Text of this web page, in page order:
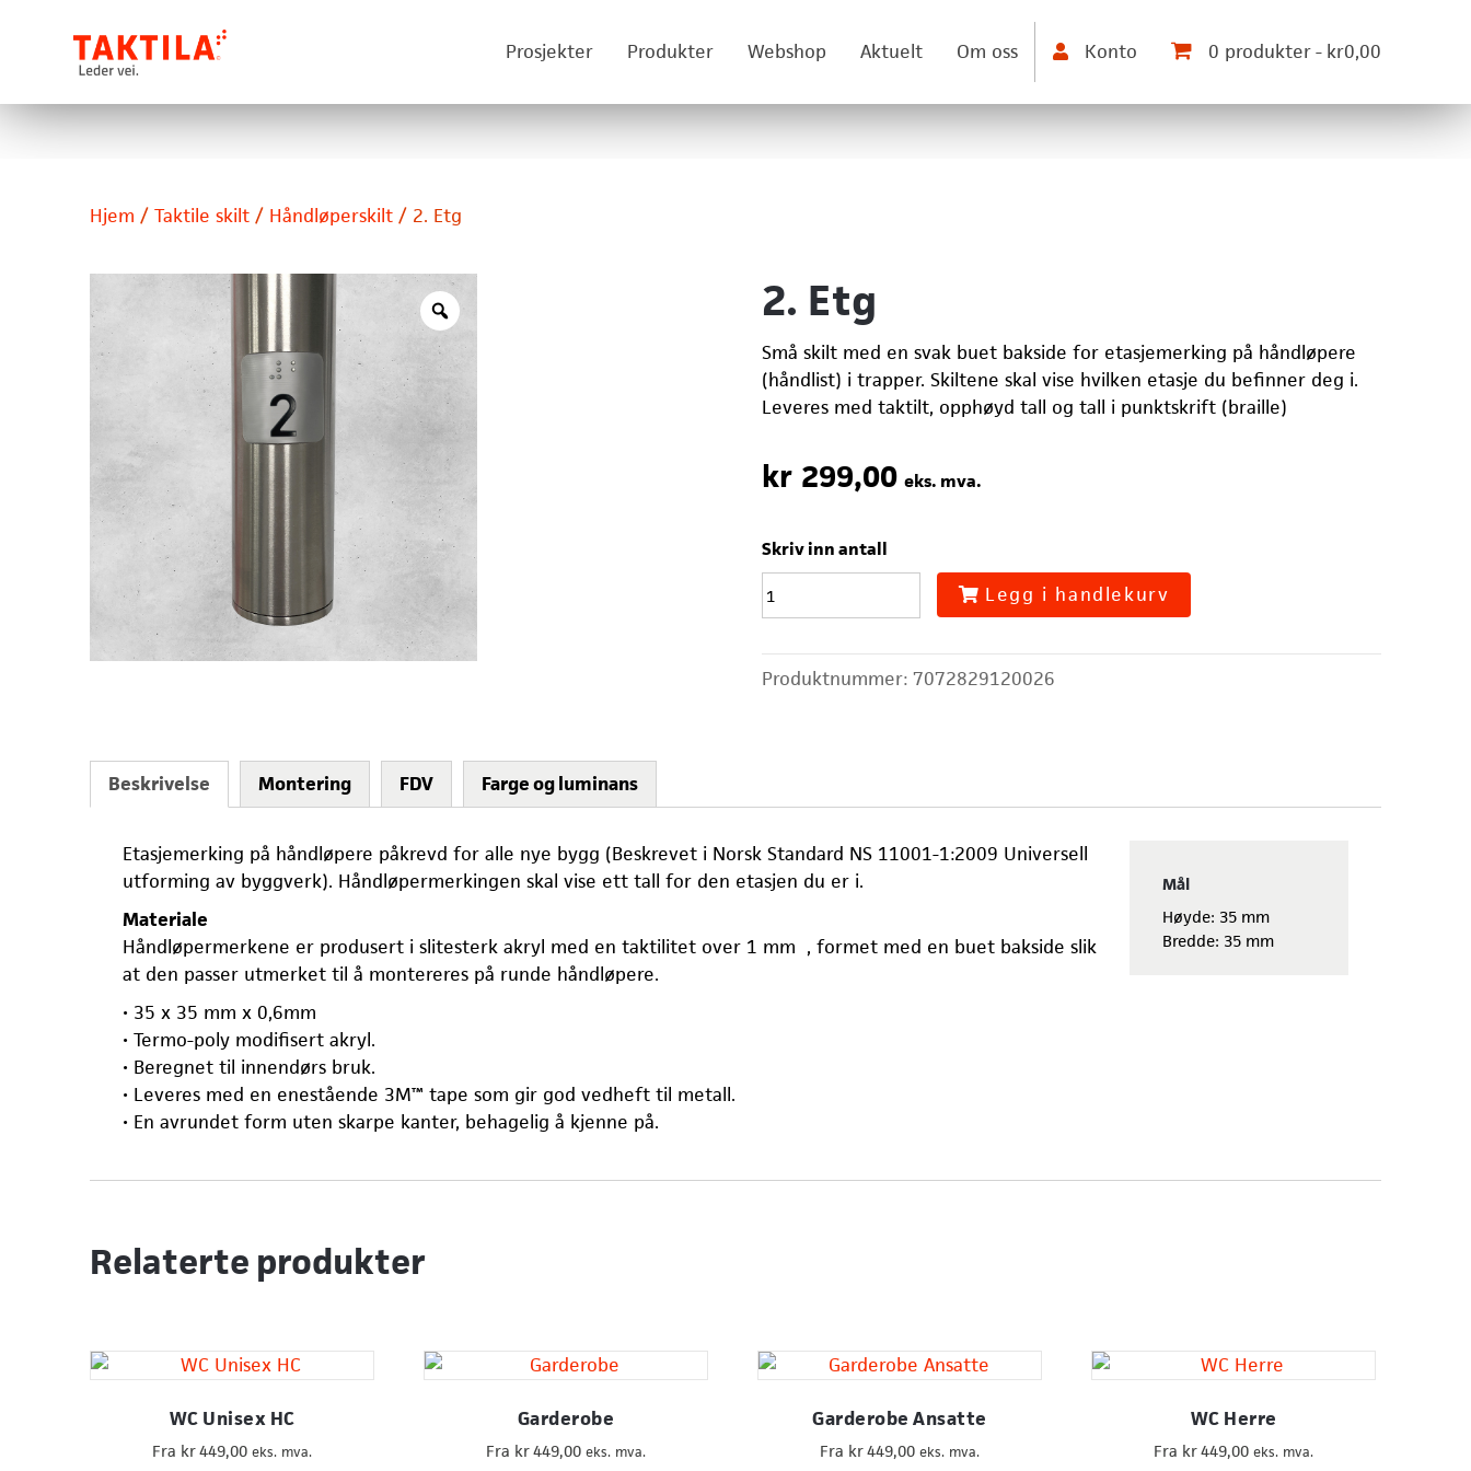
Prosjekter Produkter Webshop Aktuelt Om oss Konto 0 produkter kr0,00
Hjem / Taktile skilt / Håndløperskilt / 2. Etg
2. Etg
Små skilt med en svak buet bakside for etasjemerking på håndløpere
(håndlist) i trapper. Skiltene skal vise hvilken etasje du befinner deg i.
Leveres med taktilt, opphøyd tall og tall i punktskrift (braille)
kr 299,00 eks. mva.
Skriv inn antall
Etg
Legg i handlekurv
Produktnummer: 7072829120026
Beskrivelse Montering FDV Farge og luminans
Mål
Høyde: 35 mm
Bredde: 35 mm
Etasjemerking på håndløpere påkrevd for alle nye bygg (Beskrevet i Norsk Standard NS 11001-1:2009 Universell
utforming av byggverk). Håndløpermerkingen skal vise ett tall for den etasjen du er i.
Materiale
Håndløpermerkene er produsert i slitesterk akryl med en taktilitet over 1 mm , formet med en buet bakside slik
at den passer utmerket til å montereres på runde håndløpere.
• 35 x 35 mm x 0,6mm
• Termo-poly modifisert akryl.
• Beregnet til innendørs bruk.
• Leveres med en enestående 3M™ tape som gir god vedheft til metall.
• En avrundet form uten skarpe kanter, behagelig å kjenne på.
Relaterte produkter
WC Unisex HC
Fra kr449,00 eks. mva.
Garderobe
Fra kr449,00 eks. mva.
Garderobe Ansatte
Fra kr449,00 eks. mva.
WC Herre
Fra kr449,00 eks. mva.